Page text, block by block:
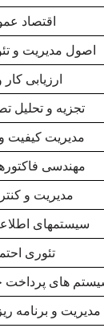
اصول مدیریت و
ارزیابی
تجزیه و تحلیل
مدیریت کیفیت
مهندسی
مدیریت و
سیستمهای
تئوری
های پرداخت
مدیریت و برنامه